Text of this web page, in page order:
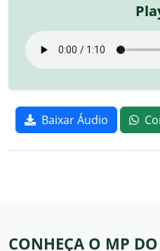
Baixar Áudio
CONHEÇA O MP